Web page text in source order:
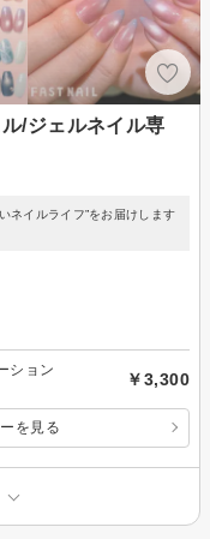
/ジェルネイル専
ネイルライフ”をお届けします
ション
￥3,300
を見る